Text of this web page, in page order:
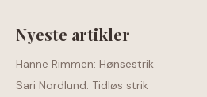
Nyeste artikler
Hanne Rimmen: Hønsestrik
Sari Nordlund: Tidløs strik